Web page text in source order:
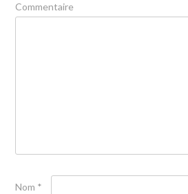
Commentaire
Nom *